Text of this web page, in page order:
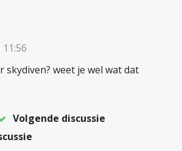
skydiven? weet je wel wat dat
Volgende discussie